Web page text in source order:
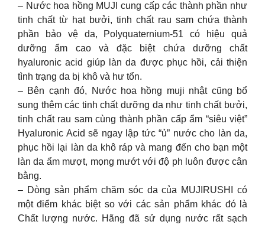
– Nước hoa hồng MUJI cung cấp các thành phần như
tinh chất từ hạt bưởi, tinh chất rau sam chứa thành
phần bảo vệ da, Polyquaternium-51 có hiệu quả
dưỡng ẩm cao và đặc biệt chứa dưỡng chất
hyaluronic acid giúp làn da được phục hồi, cải thiện
tình trạng da bị khô và hư tổn.
– Bên cạnh đó, Nước hoa hồng muji nhật cũng bổ
sung thêm các tinh chất dưỡng da như tinh chất bưởi,
tinh chất rau sam cùng thành phần cấp ẩm “siêu việt”
Hyaluronic Acid sẽ ngay lập tức “ủ” nước cho làn da,
phục hồi lại làn da khô ráp và mang đến cho bạn một
làn da ẩm mượt, mọng mướt với độ ph luôn được cân
bằng.
– Dòng sản phẩm chăm sóc da của MUJIRUSHI có
một điểm khác biệt so với các sản phẩm khác đó là
Chất lượng nước. Hãng đã sử dụng nước rất sạch